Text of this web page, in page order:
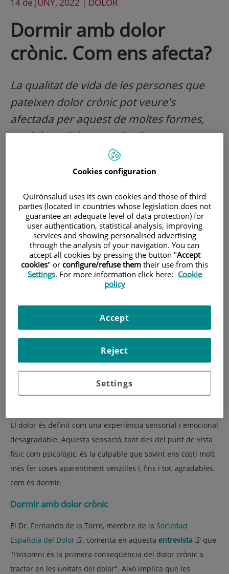
Dormir amb dolor
crònic. Com ens afecta?
La qualitat de vida de les persones que
pateixen dolor crònic pot veure's
afectada per aquest de moltes formes,
també en el descans. Aquí tens unes
recomanacions que poden ajudar-te a
agafar el son, si pateixes dolor crònic
La qualitat de vida de les persones que pateixen dolor
crònic pot veure's afectada per aquest de moltes formes:
problemes emocionals i psicològics
, pèrdua de ganes de
realitzar algunes activitats, molèstia constant a fer tasques
rutinàries com les feines de la llar o la feinal… Fins i tot el
El dolor és definit com una experiència sensorial i emocional
desagradable. Aquesta sensació, tant des del punt de vista
físic com psicològic, és la culpable que sovint ens costi molt
més fer coses aparentment senzilles i, fins i tot, agradables,
com és dormir.
Dormir amb dolor crònic
El Dr. Fernando de la Torre, membre de la Sociedad
Española del Dolor
, comenta en aquesta entrevista
que
"l'insomni és la primera conseqüència del dolor crònic a
tractar en les unitats del dolor". Això implica que les
Cookies configuration
Quirónsalud uses its own cookies and those of third
parties (located in countries whose legislation does not
guarantee an adequate level of data protection) for
user authentication, statistical analysis, improving
services and showing personalised advertising
through the analysis of your navigation. You can
accept all cookies by pressing the button "Accept
cookies" or configure/refuse them their use from this
Settings. For more information click here: Cookie
policy
Settings
Reject
Accept